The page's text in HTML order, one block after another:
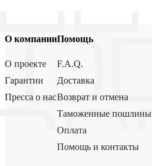
О компании
О проекте
Гарантии
Пресса о нас
Помощь
F.A.Q.
Доставка
Возврат и отмена
Таможенные пошлины
Оплата
Помощь и контакты